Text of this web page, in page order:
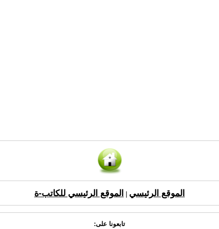
الموقع الرئيسي الموقع الرئيسي للكاتب-ة
تابعونا على: